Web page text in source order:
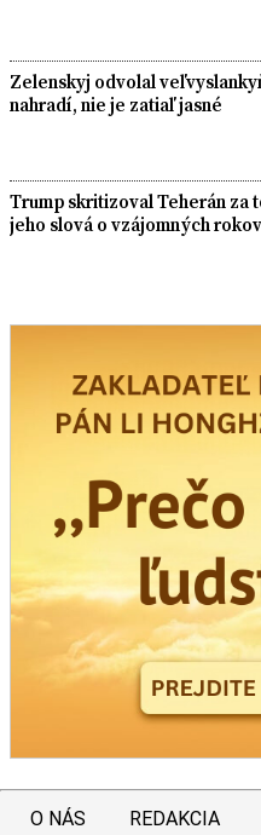
Zelenskyj odvolal
nahradí, nie je zatiaľ jasné
Trump skritizoval Teherán za
jeho slová o vzájomných
O NÁS REDAKCIA